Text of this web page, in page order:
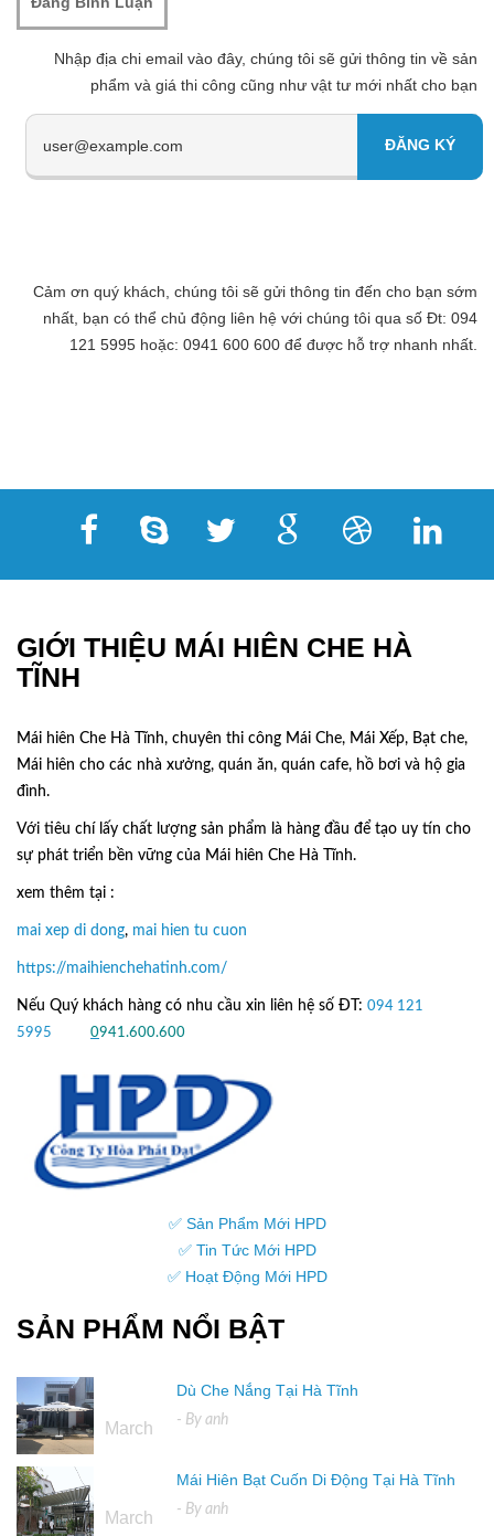
Nhập địa chi email vào đây, chúng tôi sẽ gửi thông tin về sản
phẩm và giá thi công cũng như vật tư mới nhất cho bạn
Cảm ơn quý khách, chúng tôi sẽ gửi thông tin đến cho bạn sớm
nhất, bạn có thể chủ động liên hệ với chúng tôi qua số Đt: 094
121 5995 hoặc: 0941 600 600 để được hỗ trợ nhanh nhất.
GIỚI THIỆU MÁI HIÊN CHE HÀ
TĨNH
Mái hiên Che Hà Tĩnh, chuyên thi công Mái Che, Mái Xếp, Bạt che,
Mái hiên cho các nhà xưởng, quán ăn, quán cafe, hồ bơi và hộ gia
đình.
Với tiêu chí lấy chất lượng sản phẩm là hàng đầu để tạo uy tín cho
sự phát triển bền vững của Mái hiên Che Hà Tĩnh.
xem thêm tại :
mai xep di dong, mai hien tu cuon
https://maihienchehatinh.com/
Nếu Quý khách hàng có nhu cầu xin liên hệ số ĐT: 094 121
5995
0941.600.600
✅ Sản Phẩm Mới HPD
✅ Tin Tức Mới HPD
✅ Hoạt Động Mới HPD
SẢN PHẨM NỔI BẬT
March
Dù Che Nắng Tại Hà Tĩnh
- By anh
March
Mái Hiên Bạt Cuốn Di Động Tại Hà Tĩnh
- By anh